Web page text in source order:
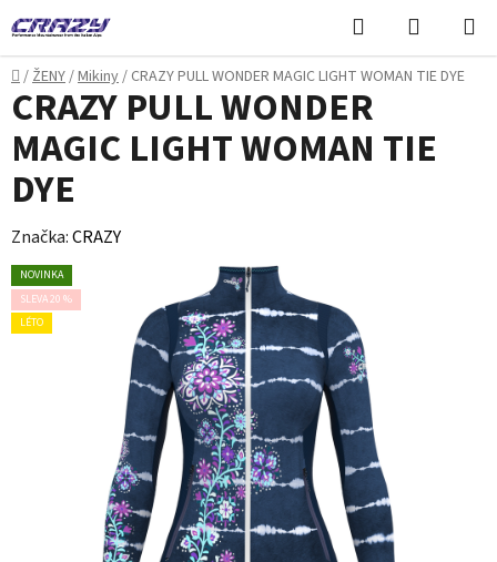
na
obsah
Hledat
KOŠÍK
Domů
/ŽENY/Mikiny/ CRAZY PULL WONDER MAGIC LIGHT WOMAN TIE DYE
CRAZY PULL WONDER
MAGIC LIGHT WOMAN TIE
DYE
Značka:CRAZY
NOVINKA
SLEVA 20 %
LÉTO